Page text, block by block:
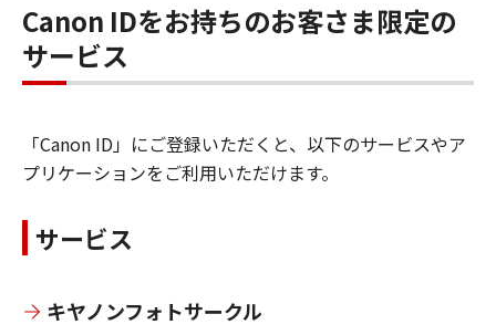
Canon IDをお持ちのお客さま限定の
サービス
「Canon ID」にご登録いただくと、以下のサービスやア
プリケーションをご利用いただけます。
サービス
キヤノンフォトサークル